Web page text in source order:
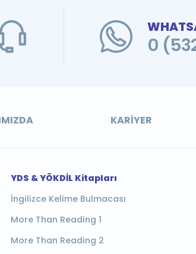
0
KARIYER
YDS & YÖKDİL Kitapları
İngilizce Kelime Bulmacası
More Than Reading 1
More Than Reading 2